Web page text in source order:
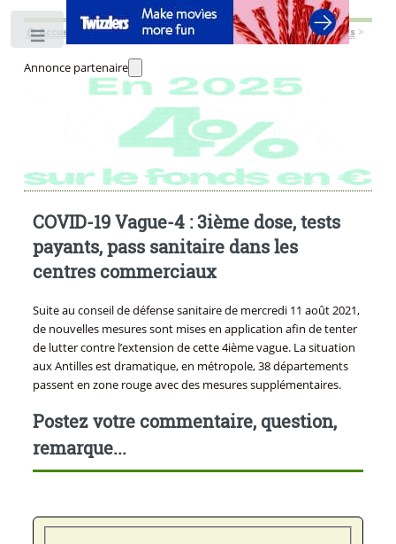
🏠Accueil >📰 Actualités>👨‍👩‍👧‍👧 Actualités socio-économiques>
Annonce partenaire
COVID-19 Vague-4 : 3ième dose, tests
payants, pass sanitaire dans les
centres commerciaux
Suite au conseil de défense sanitaire de mercredi 11 août 2021,
de nouvelles mesures sont mises en application afin de tenter
de lutter contre l’extension de cette 4ième vague. La situation
aux Antilles est dramatique, en métropole, 38 départements
passent en zone rouge avec des mesures supplémentaires.
Postez votre commentaire, question,
remarque...
Toggle